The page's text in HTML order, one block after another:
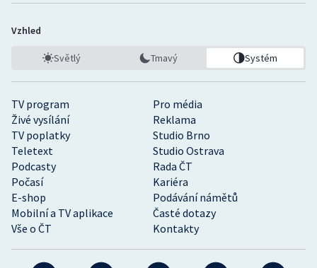
TV program
Pro média
Živé vysílání
Reklama
TV poplatky
Studio Brno
Teletext
Studio Ostrava
Podcasty
Rada ČT
Počasí
Kariéra
E-shop
Podávání námětů
Mobilní a TV aplikace
Časté dotazy
Vše o ČT
Kontakty
Vzhled
Světlý Tmavý Systém